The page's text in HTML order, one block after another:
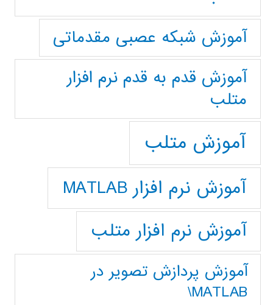
آموزش شبکه عصبی مقدماتی
آموزش قدم به قدم نرم افزار
متلب
آموزش متلب
آموزش نرم افزار MATLAB
آموزش نرم افزار متلب
آموزش پردازش تصوير در
MATLAB\